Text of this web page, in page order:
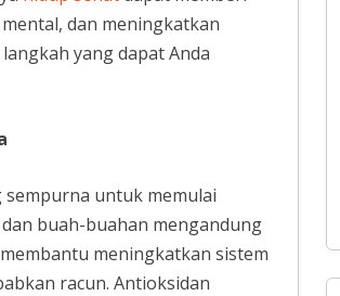
dan meningkatkan
yang dapat Anda
sempurna untuk memulai
buah-buahan mengandung
meningkatkan sistem
racun. Antioksidan